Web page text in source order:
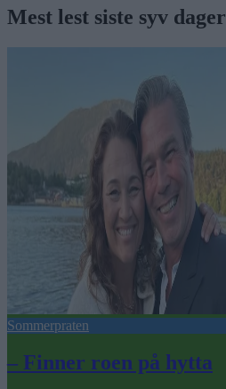
Mest lest siste syv dager
Sommerpraten
– Finner roen på hytta